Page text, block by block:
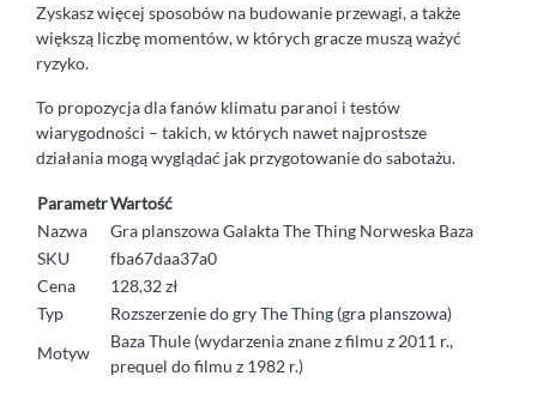
Zyskasz więcej sposobów na budowanie przewagi, a także
większą liczbę momentów, w których gracze muszą ważyć
ryzyko.
To propozycja dla fanów klimatu paranoi i testów
wiarygodności – takich, w których nawet najprostsze
działania mogą wyglądać jak przygotowanie do sabotażu.
ParametrWartość
Nazwa
Gra planszowa Galakta The Thing Norweska Baza
SKU
fba67daa37a0
Cena
128,32 zł
Typ
Rozszerzenie do gry The Thing (gra planszowa)
Motyw
Baza Thule (wydarzenia znane z filmu z 2011 r.,
prequel do filmu z 1982 r.)